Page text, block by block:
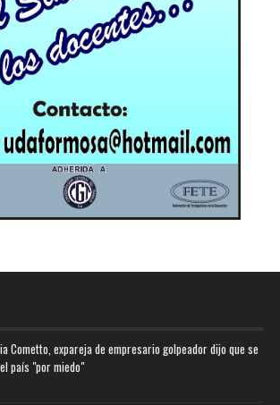
Cometto, expareja de empresario golpeador dijo que se
país "por miedo"